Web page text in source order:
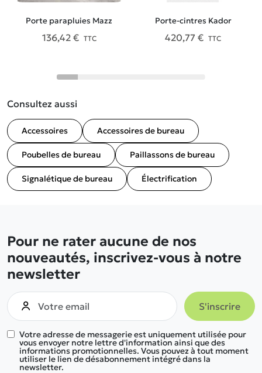
Porte parapluies Mazz
136,42 € TTC
Porte-cintres Kador
420,77 € TTC
Consultez aussi
Accessoires Accessoires de bureau
Poubelles de bureau Paillassons de bureau
Signalétique de bureau Électrification
Pour ne rater aucune de nos
nouveautés, inscrivez-vous à notre
newsletter
Votre adresse de messagerie est uniquement utilisée pour
vous envoyer notre lettre d'information ainsi que des
informations promotionnelles. Vous pouvez à tout moment
utiliser le lien de désabonnement intégré dans la
newsletter.